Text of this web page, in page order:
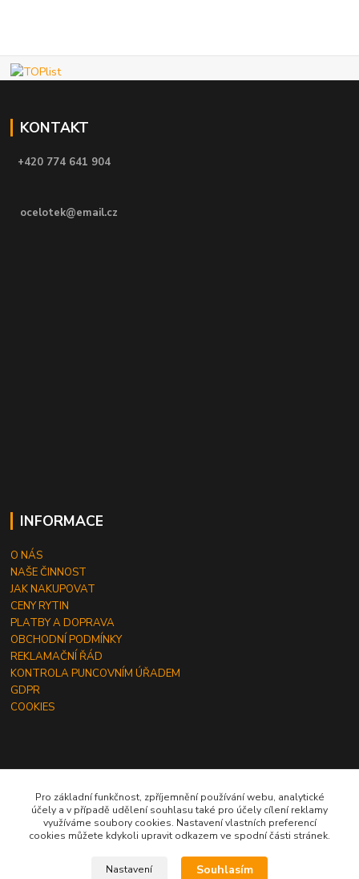
KONTAKT
+420 774 641 904
ocelotek@email.cz
INFORMACE
O NÁS
NAŠE ČINNOST
JAK NAKUPOVAT
CENY RYTIN
PLATBY A DOPRAVA
OBCHODNÍ PODMÍNKY
REKLAMAČNÍ ŘÁD
KONTROLA PUNCOVNÍM ÚŘADEM
GDPR
COOKIES
JAK OBJEDNAT RYTINU DO ŠPERKU
JAK VYBRAT SPRÁVNOU VELIKOST PRSTENU
Pro základní funkčnost, zpříjemnění používání webu, analytické
účely a v případě udělení souhlasu také pro účely cílení reklamy
využíváme soubory cookies. Nastavení vlastních preferencí
cookies můžete kdykoli upravit odkazem ve spodní části stránek.
Nastavení Souhlasím